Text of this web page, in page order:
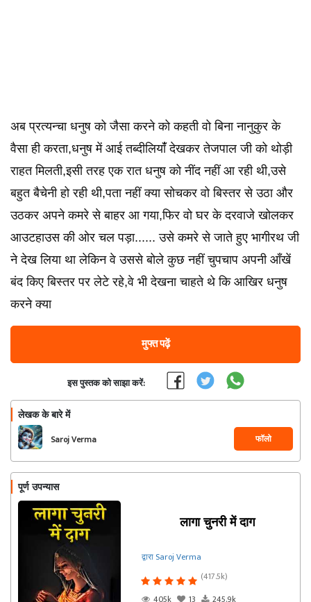
अब प्रत्यन्चा धनुष को जैसा करने को कहती वो बिना नानुकुर के
वैसा ही करता,धनुष में आई तब्दीलियांँ देखकर तेजपाल जी को थोड़ी
राहत मिलती,इसी तरह एक रात धनुष को नींद नहीं आ रही थी,उसे
बहुत बैचेनी हो रही थी,पता नहीं क्या सोचकर वो बिस्तर से उठा और
उठकर अपने कमरे से बाहर आ गया,फिर वो घर के दरवाजे खोलकर
आउटहाउस की ओर चल पड़ा...... उसे कमरे से जाते हुए भागीरथ जी
ने देख लिया था लेकिन वे उससे बोले कुछ नहीं चुपचाप अपनी आँखें
बंद किए बिस्तर पर लेटे रहे,वे भी देखना चाहते थे कि आखिर धनुष
करने क्या
मुफ्त पढ़ें
इस पुस्तक को साझा करें:
लेखक के बारे में
Saroj Verma फॉलो
पूर्ण उपन्यास
लागा चुनरी में दाग
द्वारा Saroj Verma
(417.5k)
405k
13 245.9k